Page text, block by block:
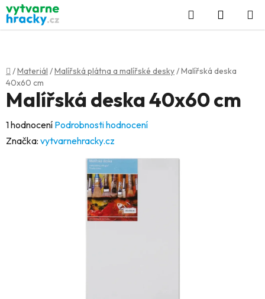
Přejít
na
obsah
Hledat
KOŠÍK
Domů
/Materiál /Malířská plátna a malířské desky/Malířská deska
40x60 cm
Malířská deska 40x60 cm
Průměrné
hodnocení
1 hodnocení Podrobnosti hodnocení
Značka: vytvarnehracky.cz